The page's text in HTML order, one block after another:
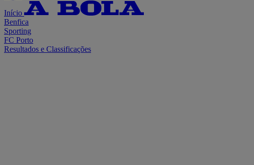
Início
Benfica
Sporting
FC Porto
Resultados e Classificações